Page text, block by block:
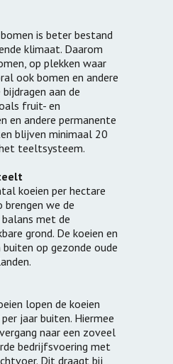
is beter bestand
klimaat. Daarom
op plekken waar
ook bomen en andere
aan de
fruit- en
en andere permanente
blijven minimaal 20
teeltsysteem.
koeien per hectare
brengen we de
met de
grond. De koeien en
op gezonde oude
lopen de koeien
jaar buiten. Hiermee
naar een zoveel
bedrijfsvoering met
Dit draagt bij